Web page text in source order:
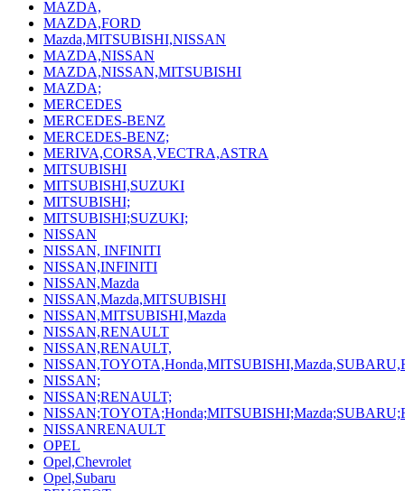
MAZDA,
MAZDA,FORD
Mazda,MITSUBISHI,NISSAN
MAZDA,NISSAN
MAZDA,NISSAN,MITSUBISHI
MAZDA;
MERCEDES
MERCEDES-BENZ
MERCEDES-BENZ;
MERIVA,CORSA,VECTRA,ASTRA
MITSUBISHI
MITSUBISHI,SUZUKI
MITSUBISHI;
MITSUBISHI;SUZUKI;
NISSAN
NISSAN, INFINITI
NISSAN,INFINITI
NISSAN,Mazda
NISSAN,Mazda,MITSUBISHI
NISSAN,MITSUBISHI,Mazda
NISSAN,RENAULT
NISSAN,RENAULT,
NISSAN;
NISSAN;RENAULT;
NISSANRENAULT
OPEL
Opel,Chevrolet
Opel,Subaru